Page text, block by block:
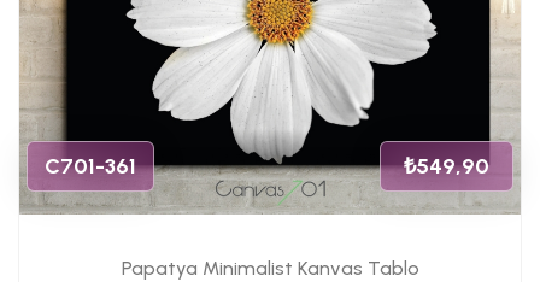
C701-361 ₺549,90
Papatya Minimalist Kanvas Tablo